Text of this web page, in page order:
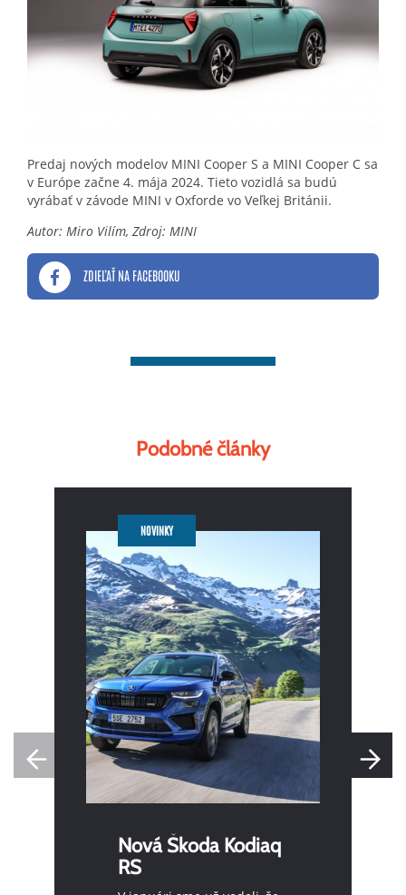
Predaj nových modelov MINI Cooper S a MINI Cooper C sa
v Európe začne 4. mája 2024. Tieto vozidlá sa budú
vyrábať v závode MINI v Oxforde vo Veľkej Británii.
Autor: Miro Vilím, Zdroj: MINI
ZDIEĽAŤ NA FACEBOOKU
Podobné články
NOVINKY
Nová Škoda Kodiaq
RS